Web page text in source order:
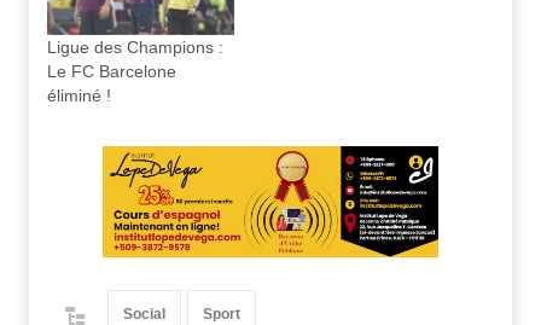
Ligue des Champions :
Le FC Barcelone
éliminé !
Social Sport